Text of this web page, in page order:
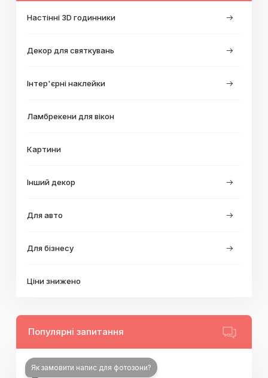
Настінні 3D годинники
Декор для святкувань
Інтер'єрні наклейки
Ламбрекени для вікон
Картини
Інший декор
Для авто
Для бізнесу
Ціни знижено
Популярні запитання
Як замовити напис для фотозони?